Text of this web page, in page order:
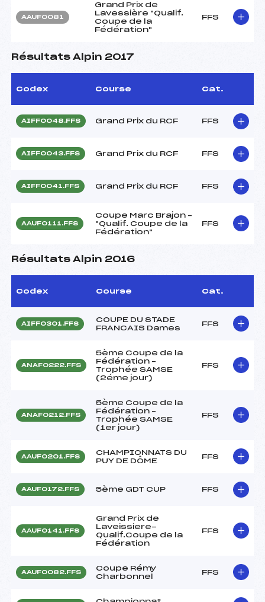
AAUF0081
Grand Prix de
Lavessière "Qualif.
Coupe de la
Fédération"
FFS
Résultats Alpin 2017
Codex Course Cat.
AIFF0048.FFS Grand Prix du RCF FFS
AIFF0043.FFS Grand Prix du RCF FFS
AIFF0041.FFS Grand Prix du RCF FFS
AAUF0111.FFS
Coupe Marc Brajon –
"Qualif. Coupe de la
Fédération"
FFS
Résultats Alpin 2016
Codex Course Cat.
AIFF0301.FFS
COUPE DU STADE
FRANCAIS Dames
FFS
ANAF0222.FFS
5ème Coupe de la
Fédération –
Trophée SAMSE
(2éme jour)
FFS
ANAF0212.FFS
5ème Coupe de la
Fédération –
Trophée SAMSE
(1er jour)
FFS
AAUF0201.FFS
CHAMPIONNATS DU
PUY DE DÔME
FFS
AAUF0172.FFS 5ème GDT CUP FFS
AAUF0141.FFS
Grand Prix de
Laveissiere-
Qualif.Coupe de la
Fédération
FFS
AAUF0082.FFS
Coupe Rémy
Charbonnel
FFS